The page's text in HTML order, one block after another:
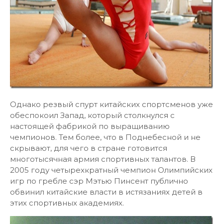
Однако резвый спурт китайских спортсменов уже
обеспокоил Запад, который столкнулся с
настоящей фабрикой по выращиванию
чемпионов. Тем более, что в Поднебесной и не
скрывают, для чего в стране готовится
многотысячная армия спортивных талантов. В
2005 году четырехкратный чемпион Олимпийских
игр по гребле сэр Мэтью Пинсент публично
обвинил китайские власти в истязаниях детей в
этих спортивных академиях.